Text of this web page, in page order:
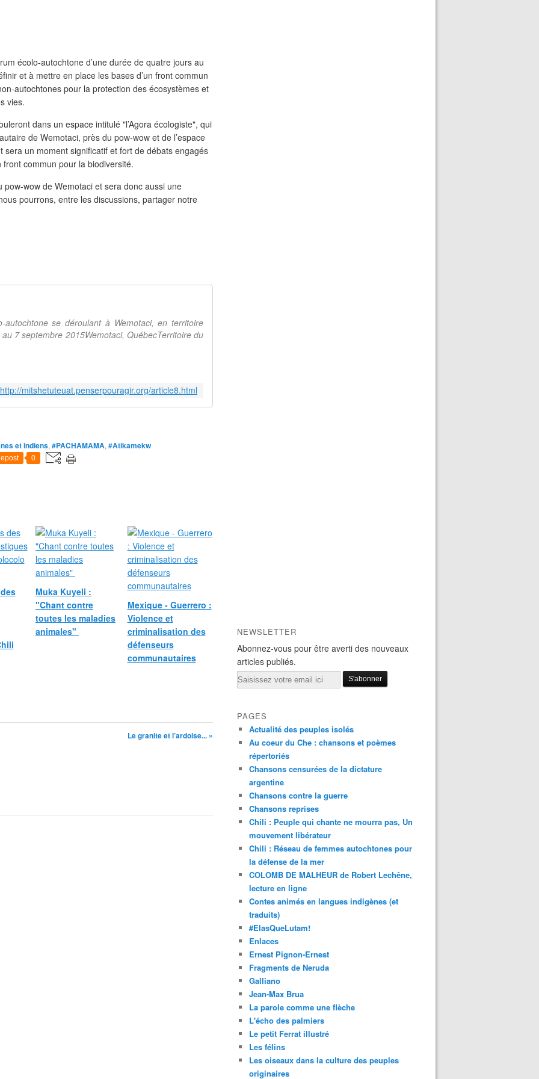
écolo-autochtone d’une durée de quatre jours au
et à mettre en place les bases d’un front commun
autochtones pour la protection des écosystèmes et
vies.
dans un espace intitulé "l’Agora écologiste", qui
de Wemotaci, près du pow-wow et de l’espace
sera un moment significatif et fort de débats engagés
front commun pour la biodiversité.
wow de Wemotaci et sera donc aussi une
pourrons, entre les discussions, partager notre
se déroulant à Wemotaci, en territoire
7 septembre 2015Wemotaci, QuébecTerritoire du
http://mitshetuteuat.penserpouragir.org/article8.html
et indiens, #PACHAMAMA, #Atikamekw
0
Muka Kuyeli :
"Chant contre
toutes les maladies
animales"
Mexique - Guerrero :
Violence et
criminalisation des
défenseurs
communautaires
Le granite et l’ardoise... »
NEWSLETTER
Abonnez-vous pour être averti des nouveaux
articles publiés.
Email
PAGES
Actualité des peuples isolés
Au coeur du Che : chansons et poèmes
répertoriés
Chansons censurées de la dictature
argentine
Chansons contre la guerre
Chansons reprises
Chili : Peuple qui chante ne mourra pas, Un
mouvement libérateur
Chili : Réseau de femmes autochtones pour
la défense de la mer
COLOMB DE MALHEUR de Robert Lechêne,
lecture en ligne
Contes animés en langues indigènes (et
traduits)
#ElasQueLutam!
Enlaces
Ernest Pignon-Ernest
Fragments de Neruda
Galliano
Jean-Max Brua
La parole comme une flèche
L'écho des palmiers
Le petit Ferrat illustré
Les félins
Les oiseaux dans la culture des peuples
originaires